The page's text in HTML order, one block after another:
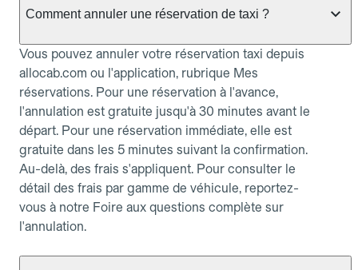
Comment annuler une réservation de taxi ?
Vous pouvez annuler votre réservation taxi depuis
allocab.com ou l'application, rubrique Mes
réservations. Pour une réservation à l'avance,
l'annulation est gratuite jusqu'à 30 minutes avant le
départ. Pour une réservation immédiate, elle est
gratuite dans les 5 minutes suivant la confirmation.
Au-delà, des frais s'appliquent. Pour consulter le
détail des frais par gamme de véhicule, reportez-
vous à notre Foire aux questions complète sur
l'annulation.